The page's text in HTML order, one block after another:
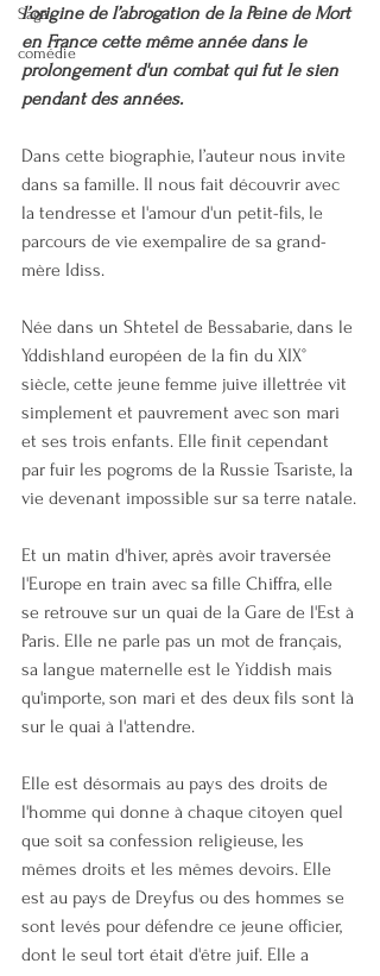
Saga
comédie
l’origine de l’abrogation de la Peine de Mort
en France cette même année dans le
prolongement d'un combat qui fut le sien
pendant des années.
Dans cette biographie, l’auteur nous invite
dans sa famille. Il nous fait découvrir avec
la tendresse et l'amour d'un petit-fils, le
parcours de vie exempalire de sa grand-
mère Idiss.
Née dans un Shtetel de Bessabarie, dans le
Yddishland européen de la fin du XIX°
siècle, cette jeune femme juive illettrée vit
simplement et pauvrement avec son mari
et ses trois enfants. Elle finit cependant
par fuir les pogroms de la Russie Tsariste, la
vie devenant impossible sur sa terre natale.
Et un matin d'hiver, après avoir traversée
l'Europe en train avec sa fille Chiffra, elle
se retrouve sur un quai de la Gare de l'Est à
Paris. Elle ne parle pas un mot de français,
sa langue maternelle est le Yiddish mais
qu'importe, son mari et des deux fils sont là
sur le quai à l'attendre.
Elle est désormais au pays des droits de
l'homme qui donne à chaque citoyen quel
que soit sa confession religieuse, les
mêmes droits et les mêmes devoirs. Elle
est au pays de Dreyfus ou des hommes se
sont levés pour défendre ce jeune officier,
dont le seul tort était d'être juif. Elle a